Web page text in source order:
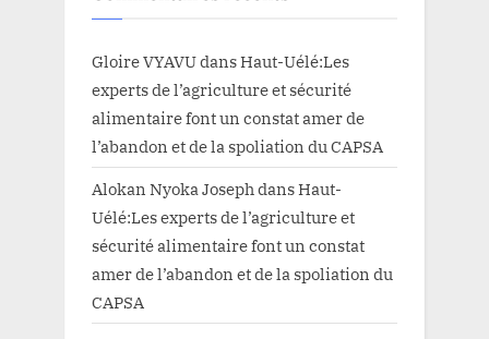
Gloire VYAVUdansHaut-Uélé:Les
experts de l’agriculture et sécurité
alimentaire font un constat amer de
l’abandon et de la spoliation du CAPSA
Alokan Nyoka Joseph dansHaut-
Uélé:Les experts de l’agriculture et
sécurité alimentaire font un constat
amer de l’abandon et de la spoliation du
CAPSA